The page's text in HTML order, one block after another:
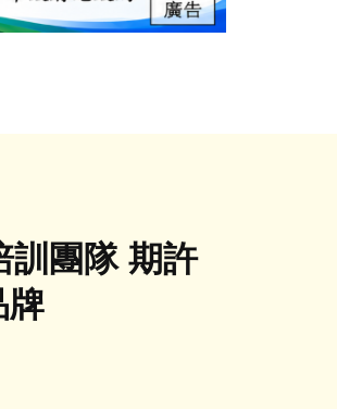
訓團隊 期許
牌